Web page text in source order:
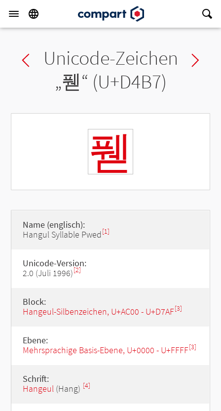
Previous char
Unicode-Zeichen
„풷“ (U+D4B7)
풷
Name (englisch):
Hangul Syllable Pwed[1]
Unicode-Version:
2.0 (Juli 1996)[2]
Block:
Hangeul-Silbenzeichen, U+AC00 - U+D7AF[3]
Ebene:
Mehrsprachige Basis-Ebene, U+0000 - U+FFFF[3]
Schrift:
Hangeul(Hang) [4]